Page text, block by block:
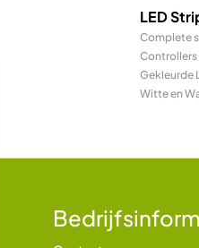
LED
Complete
Controllers
Gekleurde
Witte en